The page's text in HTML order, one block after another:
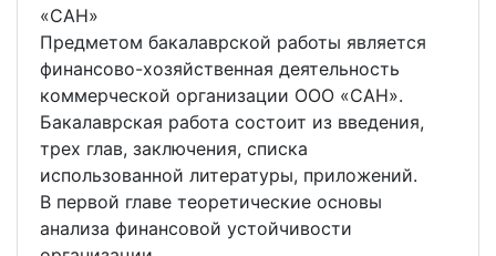
«САН»
Предметом бакалаврской работы является
финансово-хозяйственная деятельность
коммерческой организации ООО «САН».
Бакалаврская работа состоит из введения,
трех глав, заключения, списка
использованной литературы, приложений.
В первой главе теоретические основы
анализа финансовой устойчивости